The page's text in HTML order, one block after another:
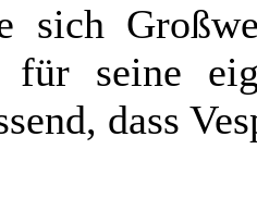
sich
für seine
dass